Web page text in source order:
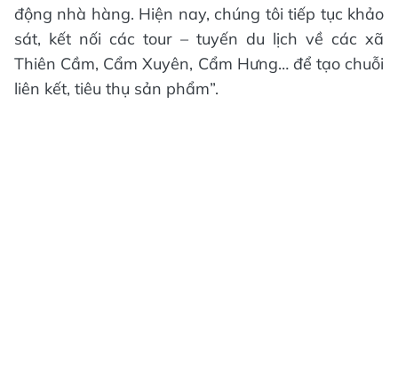
động nhà hàng. Hiện nay, chúng tôi tiếp tục khảo
sát, kết nối các tour – tuyến du lịch về các xã
Thiên Cầm, Cẩm Xuyên, Cẩm Hưng… để tạo chuỗi
liên kết, tiêu thụ sản phẩm”.